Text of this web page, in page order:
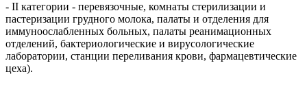
- II категории - перевязочные, комнаты стерилизации и
пастеризации грудного молока, палаты и отделения для
иммуноослабленных больных, палаты реанимационных
отделений, бактериологические и вирусологические
лаборатории, станции переливания крови, фармацевтические
цеха).